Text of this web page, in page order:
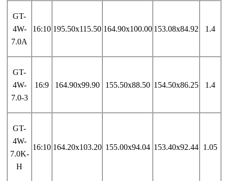
GT-
4W-
7.0A
16:10 195.50x115.50 164.90x100.00 153.08x84.92 1.4
GT-
4W-
7.0-3
16:9 164.90x99.90 155.50x88.50 154.50x86.25 1.4
GT-
4W-
7.0K-
H
16:10 164.20x103.20 155.00x94.04 153.40x92.44 1.05